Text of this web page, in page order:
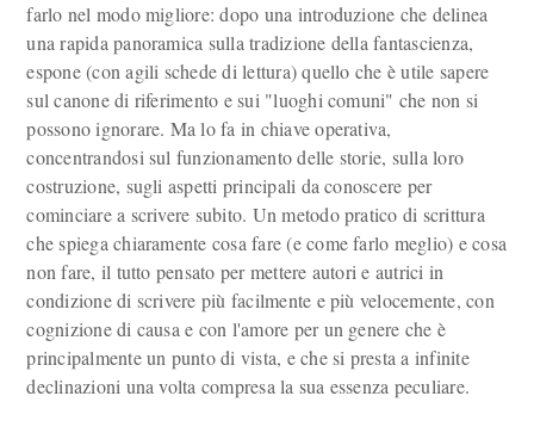
farlo nel modo migliore: dopo una introduzione che delinea
una rapida panoramica sulla tradizione della fantascienza,
espone (con agili schede di lettura) quello che è utile sapere
sul canone di riferimento e sui "luoghi comuni" che non si
possono ignorare. Ma lo fa in chiave operativa,
concentrandosi sul funzionamento delle storie, sulla loro
costruzione, sugli aspetti principali da conoscere per
cominciare a scrivere subito. Un metodo pratico di scrittura
che spiega chiaramente cosa fare (e come farlo meglio) e cosa
non fare, il tutto pensato per mettere autori e autrici in
condizione di scrivere più facilmente e più velocemente, con
cognizione di causa e con l'amore per un genere che è
principalmente un punto di vista, e che si presta a infinite
declinazioni una volta compresa la sua essenza peculiare.